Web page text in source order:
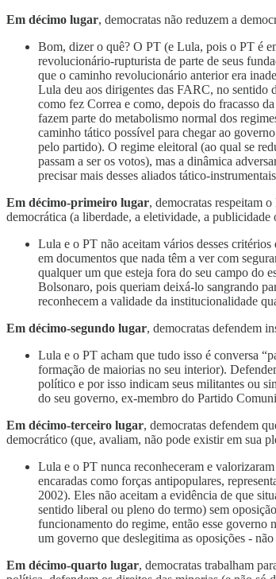
Em décimo lugar, democratas não reduzem a
Bom, dizer o quê? O PT (e Lula, pois o PT é
revolucionário-rupturista de parte de seus
que o caminho revolucionário anterior era
Lula deu aos dirigentes das FARC, no sentido
como fez Correa e como, depois do fracasso
fazem parte do metabolismo normal dos
caminho tático possível para chegar ao
pelo partido). O regime eleitoral (ao qual se
passam a ser os votos), mas a dinâmica
precisar mais desses aliados tático-
Em décimo-primeiro lugar, democratas respeitam
democrática (a liberdade, a eletividade, a publicidade
Lula e o PT não aceitam vários desses
em documentos que nada têm a ver com
qualquer um que esteja fora do seu campo do
Bolsonaro, pois queriam deixá-lo sangrando
reconhecem a validade da institucionalidade
Em décimo-segundo lugar, democratas defendem
Lula e o PT acham que tudo isso é conversa
formação de maiorias no seu interior).
político e por isso indicam seus militantes ou
do seu governo, ex-membro do Partido
Em décimo-terceiro lugar, democratas defendem
democrático (que, avaliam, não pode existir em sua
Lula e o PT nunca reconheceram e
encaradas como forças antipopulares,
2002). Eles não aceitam a evidência de que
sentido liberal ou pleno do termo) sem
funcionamento do regime, então esse governo
um governo que deslegitima as oposições -
Em décimo-quarto lugar, democratas trabalham